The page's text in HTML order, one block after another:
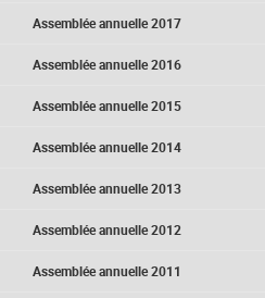
Assemblée annuelle 2017
Assemblée annuelle 2016
Assemblée annuelle 2015
Assemblée annuelle 2014
Assemblée annuelle 2013
Assemblée annuelle 2012
Assemblée annuelle 2011